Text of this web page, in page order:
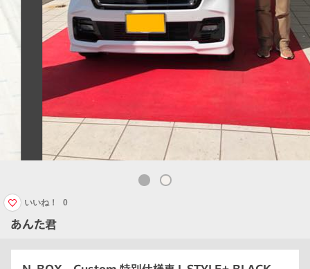
あんた君
いいね！ 0